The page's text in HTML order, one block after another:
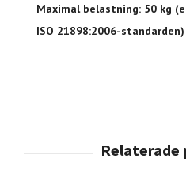
Maximal belastning: 50 kg
ISO 21898:2006-standarden)